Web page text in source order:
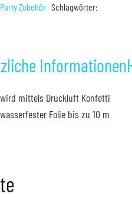
Party Zubehör Schlagwörter:
Informationen
mittels Druckluft Konfetti
Folie bis zu 10 m